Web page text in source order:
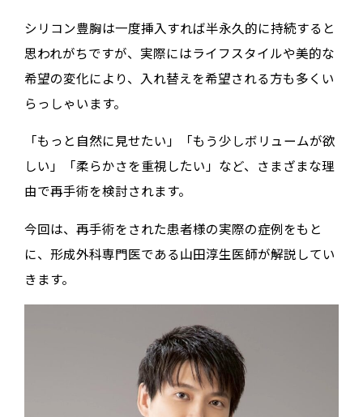
シリコン豊胸は一度挿入すれば半永久的に持続すると
思われがちですが、実際にはライフスタイルや美的な
希望の変化により、入れ替えを希望される方も多くい
らっしゃいます。
「もっと自然に見せたい」「もう少しボリュームが欲
しい」「柔らかさを重視したい」など、さまざまな理
由で再手術を検討されます。
今回は、再手術をされた患者様の実際の症例をもと
に、形成外科専門医である山田淳生医師が解説してい
きます。